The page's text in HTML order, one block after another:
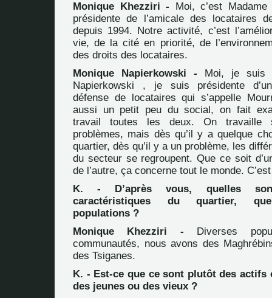
Monique Khezziri - Moi, c’est
présidente de l’amicale des locataires
depuis 1994. Notre activité, c’est
vie, de la cité en priorité, de
des droits des locataires.
Monique Napierkowski - Moi, je suis
Napierkowski , je suis présidente
défense de locataires qui s’appelle
aussi un petit peu du social, on fait
travail toutes les deux. On travaille
problèmes, mais dès qu’il y a quelque
quartier, dès qu’il y a un problème, les
du secteur se regroupent. Que ce soit
de l’autre, ça concerne tout le monde.
K. - D’après vous, quelles
caractéristiques du quartier,
populations ?
Monique Khezziri - Diverses
communautés, nous avons des
des Tsiganes.
K. - Est-ce que ce sont plutôt des actifs
des jeunes ou des vieux ?